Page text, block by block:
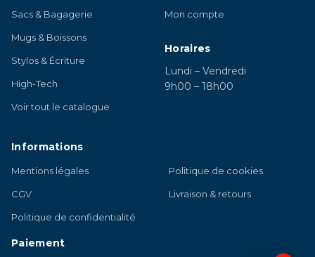
Sacs & Bagagerie
Mugs & Boissons
Stylos & Écriture
High-Tech
Voir tout le catalogue
Mon compte
Horaires
Lundi – Vendredi
9h00 – 18h00
Informations
Mentions légales
CGV
Politique de confidentialité
Politique de cookies
Livraison & retours
Paiement